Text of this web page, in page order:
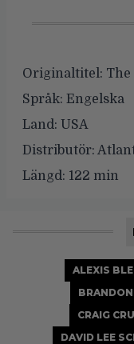
Originaltitel:
Språk: Engelska
Land: USA
Distributör:
Längd: 122 min
ALEXIS
CRAIG
DAVID LEE